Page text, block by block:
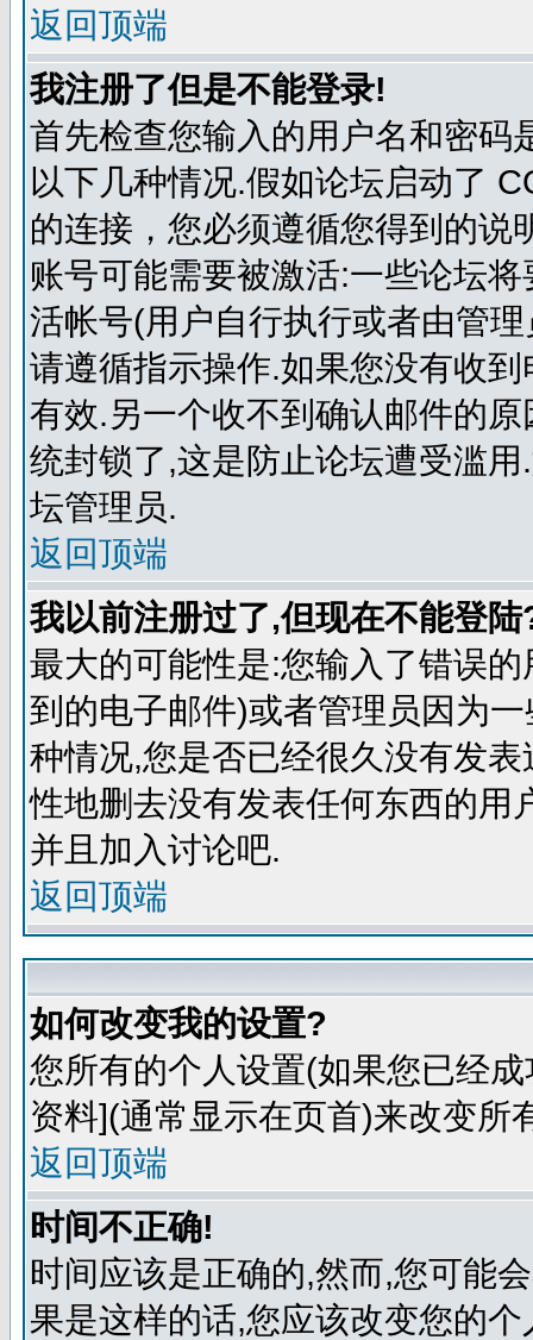
返回顶端
我注册了但是不能登录!
首先检查您输入的用户名和密码
以下几种情况.假如论坛启动了
的连接，您必须遵循您得到的说
账号可能需要被激活:一些论坛
活帐号(用户自行执行或者由管
请遵循指示操作.如果您没有收
有效.另一个收不到确认邮件的
统封锁了,这是防止论坛遭受滥
坛管理员.
返回顶端
我以前注册过了,但现在不能登
最大的可能性是:您输入了错误
到的电子邮件)或者管理员因为
种情况,您是否已经很久没有发
性地删去没有发表任何东西的用
并且加入讨论吧.
返回顶端
如何改变我的设置?
您所有的个人设置(如果您已经
资料](通常显示在页首)来改变所
返回顶端
时间不正确!
时间应该是正确的,然而,您可能
果是这样的话,您应该改变您的